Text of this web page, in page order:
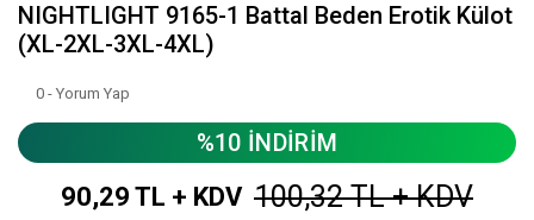
NIGHTLIGHT 9165-1 Battal Beden Erotik Külot
(XL-2XL-3XL-4XL)
0 - Yorum Yap
%10 İNDİRİM
90,29 TL + KDV 100,32 TL + KDV